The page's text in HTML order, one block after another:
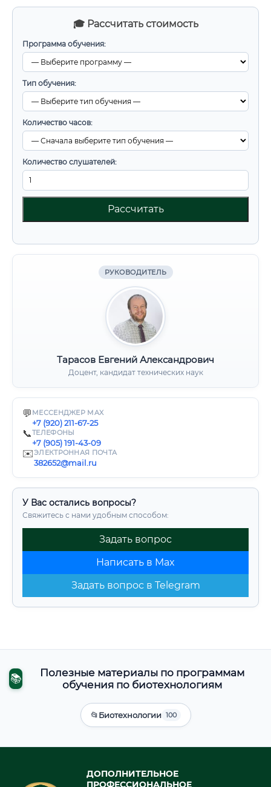
🎓 Рассчитать стоимость
Программа обучения:
Тип обучения:
Количество часов:
Количество слушателей:
Рассчитать
РУКОВОДИТЕЛЬ
Тарасов Евгений Александрович
Доцент, кандидат технических наук
💬 МЕССЕНДЖЕР MAX
+7 (920) 211-67-25
📞ТЕЛЕФОНЫ
+7 (905) 191-43-09
✉️ЭЛЕКТРОННАЯ ПОЧТА
382652@mail.ru
У Вас остались вопросы?
Свяжитесь с нами удобным способом:
Задать вопрос
Написать в Max
Задать вопрос в Telegram
📚
Полезные материалы по программам
обучения по биотехнологиям
📂Биотехнологии 100
ДОПОЛНИТЕЛЬНОЕ
ПРОФЕССИОНАЛЬНОЕ